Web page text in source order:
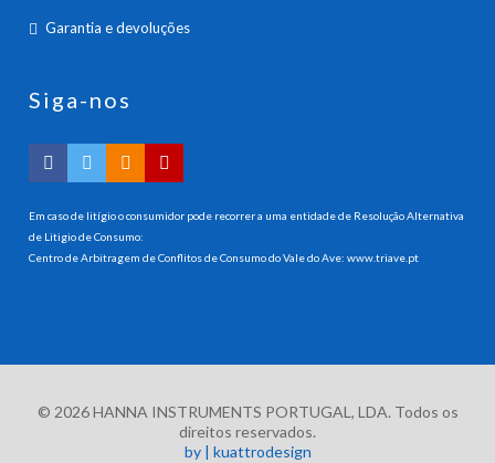
Garantia e devoluções
Siga-nos
Em caso de litígio o consumidor pode recorrer a uma entidade de Resolução Alternativa
de Litigio de Consumo:
Centro de Arbitragem de Conflitos de Consumo do Vale do Ave:www.triave.pt
© 2026 HANNA INSTRUMENTS PORTUGAL, LDA. Todos os
direitos reservados.
by | kuattrodesign